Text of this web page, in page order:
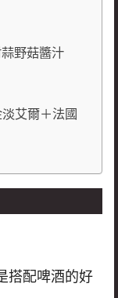
野菇醬汁
艾爾＋法國
搭配啤酒的好